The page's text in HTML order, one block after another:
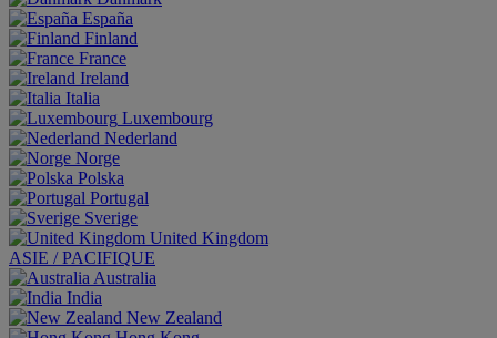
España
Finland
France
Ireland
Italia
Luxembourg
Nederland
Norge
Polska
Portugal
Sverige
United Kingdom
ASIE / PACIFIQUE
Australia
India
New Zealand